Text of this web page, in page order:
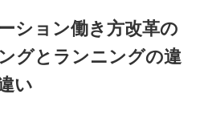
ション働き方改革の
グとランニングの違
い